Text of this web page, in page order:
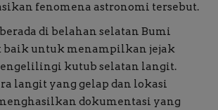
fenomena astronomi tersebut.
di belahan selatan Bumi
baik untuk menampilkan jejak
kutub selatan langit.
langit yang gelap dan lokasi
dokumentasi yang